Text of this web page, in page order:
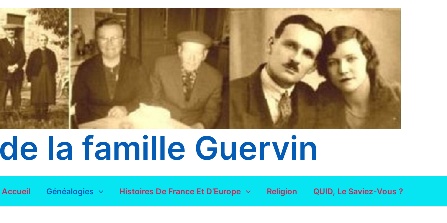
la famille Guervin
Accueil Généalogies Histoires De France Et D’Europe Religion QUID, Le Saviez-Vous ?